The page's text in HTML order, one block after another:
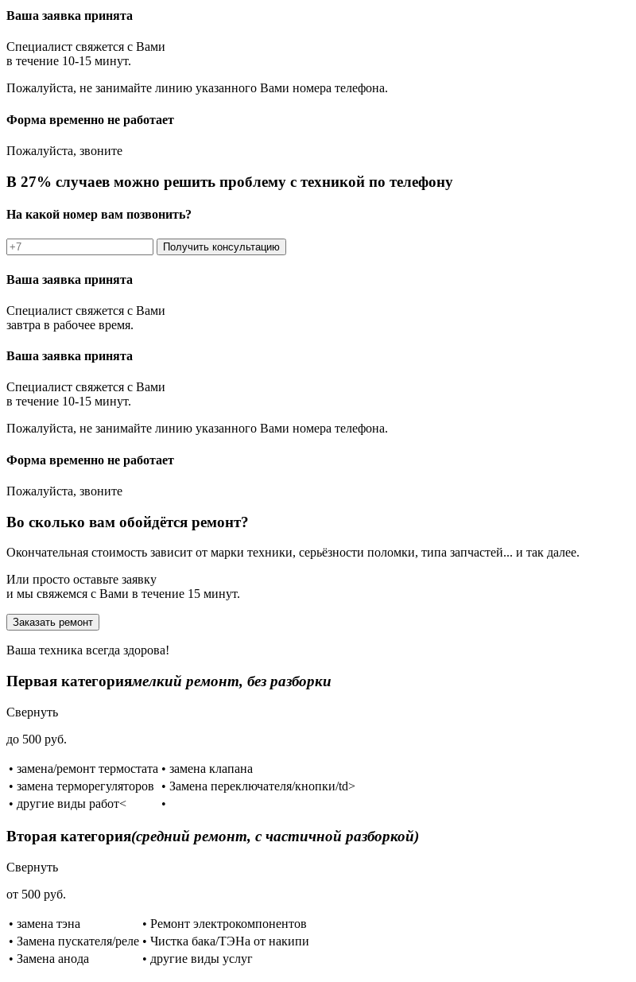
Ваша заявка принята
Специалист свяжется с Вами
в течение 10-15 минут.
Пожалуйста, не занимайте линию указанного Вами номера телефона.
Форма временно не работает
Пожалуйста, звоните
В 27% случаев можно решить проблему с техникой по телефону
На какой номер вам позвонить?
Получить консультацию
Ваша заявка принята
Специалист свяжется с Вами
завтра в рабочее время.
Ваша заявка принята
Специалист свяжется с Вами
в течение 10-15 минут.
Пожалуйста, не занимайте линию указанного Вами номера телефона.
Форма временно не работает
Пожалуйста, звоните
Во сколько вам обойдётся ремонт?
Окончательная стоимость зависит от марки техники, серьёзности поломки, типа запчастей... и так далее.
Или просто оставьте заявку
и мы свяжемся с Вами в течение 15 минут.
Заказать ремонт
Ваша техника всегда здорова!
Первая категориямелкий ремонт, без разборки
Свернуть
до 500 руб.
• замена/ремонт термостата • замена клапана
• замена терморегуляторов
• Замена переключателя/кнопки/td>
• другие виды работ<
•
Вторая категория(средний ремонт, с частичной разборкой)
Свернуть
от 500 руб.
• замена тэна
• Ремонт электрокомпонентов
• Замена пускателя/реле • Чистка бака/ТЭНа от накипи
• Замена анода
• другие виды услуг